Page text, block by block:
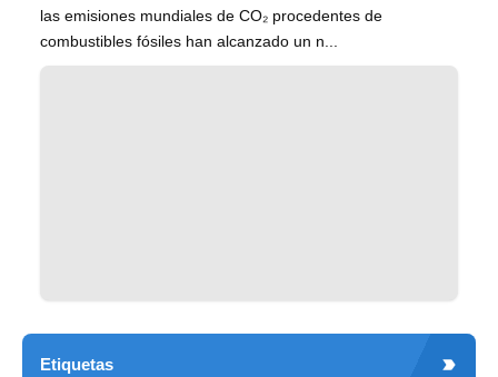
las emisiones mundiales de CO₂ procedentes de
combustibles fósiles han alcanzado un n...
Etiquetas